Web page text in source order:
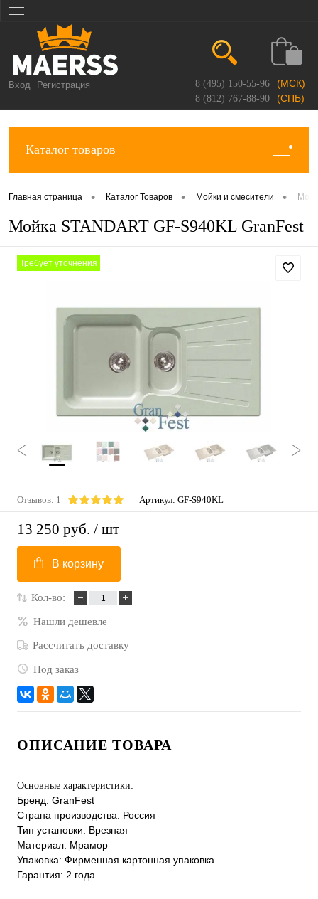
Вход Регистрация 8 (495) 150-55-96 (МСК)
8 (812) 767-88-90 (СПБ)
Каталог товаров
Главная страница • Каталог Товаров • Мойки и смесители •
Мойка STANDART GF-S940KL GranFest
Требует уточнения
Отзывов: 1 Артикул: GF-S940KL
13 250 руб. / шт
В корзину
Кол-во:
Нашли дешевле
Рассчитать доставку
Под заказ
ОПИСАНИЕ ТОВАРА
Основные характеристики:
Бренд: GranFest
Страна производства: Россия
Тип установки: Врезная
Материал: Мрамор
Упаковка: Фирменная картонная упаковка
Гарантия: 2 года